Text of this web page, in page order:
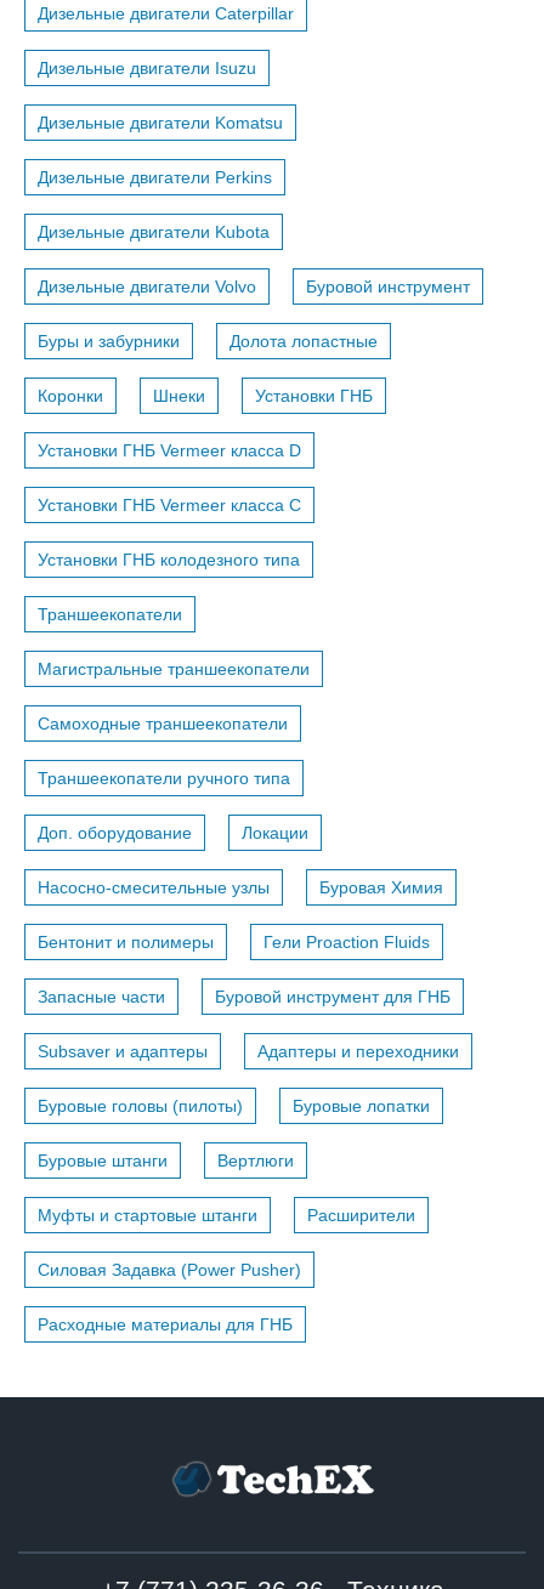
Дизельные двигатели Caterpillar
Дизельные двигатели Isuzu
Дизельные двигатели Komatsu
Дизельные двигатели Perkins
Дизельные двигатели Kubota
Дизельные двигатели Volvo Буровой инструмент
Буры и забурники Долота лопастные
Коронки Шнеки Установки ГНБ
Установки ГНБ Vermeer класса D
Установки ГНБ Vermeer класса С
Установки ГНБ колодезного типа
Траншеекопатели
Магистральные траншеекопатели
Самоходные траншеекопатели
Траншеекопатели ручного типа
Доп. оборудование Локации
Насосно-смесительные узлы Буровая Химия
Бентонит и полимеры Гели Proaction Fluids
Запасные части Буровой инструмент для ГНБ
Subsaver и адаптеры Адаптеры и переходники
Буровые головы (пилоты) Буровые лопатки
Буровые штанги Вертлюги
Муфты и стартовые штанги Расширители
Силовая Задавка (Power Pusher)
Расходные материалы для ГНБ